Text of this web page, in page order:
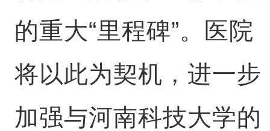
的重大“里程碑”。医院
将以此为契机，进一步
加强与河南科技大学的